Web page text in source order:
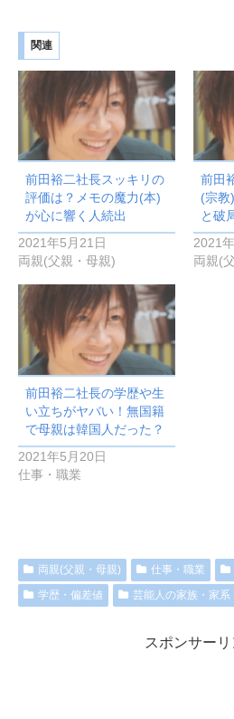
関連
前田裕二社長スッキリの
評価は？メモの魔力(本)
が心に響く人続出
2021年5月21日
両親(父親・母親)
前田
(宗教
と破
2021
両親(
前田裕二社長の学歴や生
い立ちがヤバい！無国籍
で母親は韓国人だった？
2021年5月20日
仕事・職業
両親(父親・母親) 仕事・職業
学歴・偏差値
芸能人の家族・家系
スポンサーリ